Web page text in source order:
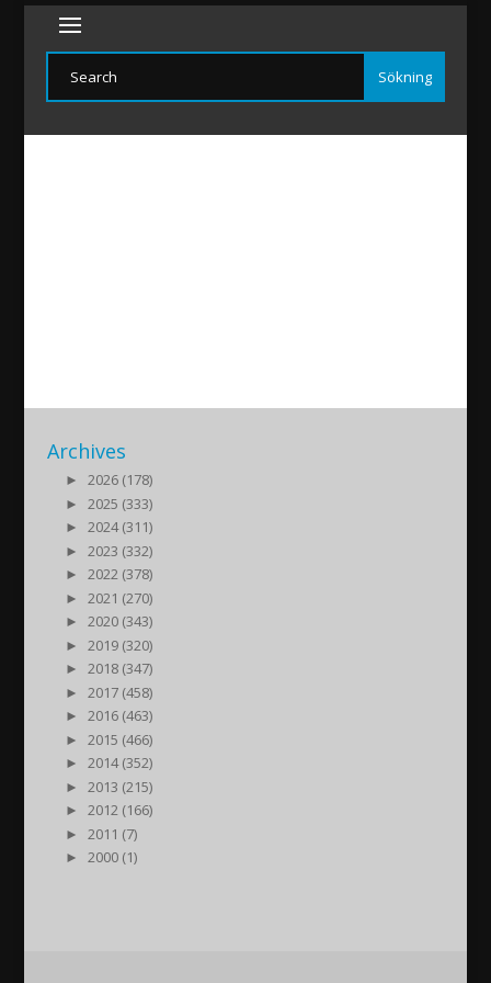
Archives
►
2026 (178)
►
2025 (333)
►
2024 (311)
►
2023 (332)
►
2022 (378)
►
2021 (270)
►
2020 (343)
►
2019 (320)
►
2018 (347)
►
2017 (458)
►
2016 (463)
►
2015 (466)
►
2014 (352)
►
2013 (215)
►
2012 (166)
►
2011 (7)
►
2000 (1)